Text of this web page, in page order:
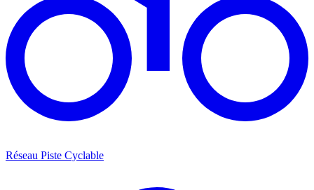
Réseau Piste Cyclable